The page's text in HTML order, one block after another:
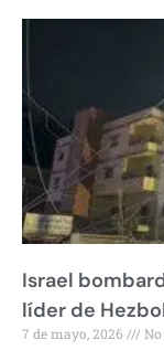
Israel
líder de
7 de mayo, 2026